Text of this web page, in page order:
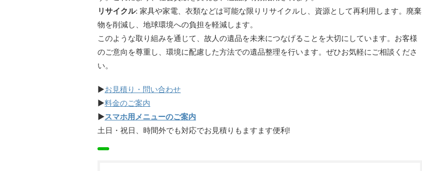
リサイクル: 家具や家電、衣類などは可能な限りリサイクルし、資源として再利用します。廃棄
物を削減し、地球環境への負担を軽減します。
このような取り組みを通じて、故人の遺品を未来につなげることを大切にしています。お客様
のご意向を尊重し、環境に配慮した方法での遺品整理を行います。ぜひお気軽にご相談くださ
い。
▶お見積り・問い合わせ
▶料金のご案内
▶スマホ用メニューのご案内
土日・祝日、時間外でも対応でお見積りもますます便利!